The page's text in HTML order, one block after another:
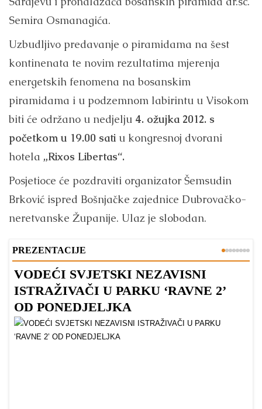
Semira Osmanagića.
Uzbudljivo predavanje o piramidama na šest
kontinenata te novim rezultatima mjerenja
energetskih fenomena na bosanskim
piramidama i u podzemnom labirintu u Visokom
biti će održano u nedjelju 4. ožujka 2012. s
početkom u 19.00 sati u kongresnoj dvorani
hotela „Rixos Libertas“.
Posjetioce će pozdraviti organizator Šemsudin
Brković ispred Bošnjačke zajednice Dubrovačko-
neretvanske Županije. Ulaz je slobodan.
PREZENTACIJE
VODEĆI SVJETSKI NEZAVISNI
ISTRAŽIVAČI U PARKU ‘RAVNE 2’
OD PONEDJELJKA